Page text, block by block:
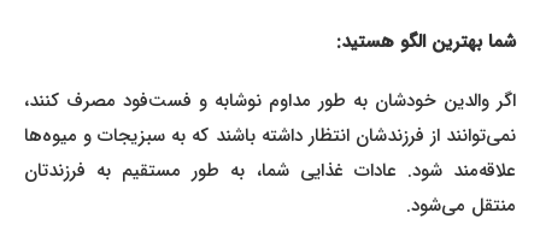
شما بهترین الگو هستید:
اگر والدین خودشان به طور مداوم نوشابه و فست‌فود مصرف کنند،
نمی‌توانند از فرزندشان انتظار داشته باشند که به سبزیجات و میوه‌ها
علاقه‌مند شود. عادات غذایی شما، به طور مستقیم به فرزندتان
منتقل می‌شود.